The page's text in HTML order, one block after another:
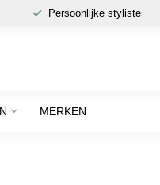
Persoonlijke styliste
MERKEN